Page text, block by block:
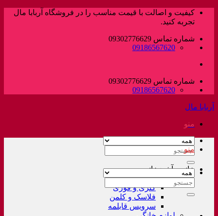
پرش
کیفیت و اصالت با قیمت مناسب را در فروشگاه آربابا مال
تجربه کنید.
شماره تماس 09302776629
09186567620
شماره تماس 09302776629
09186567620
آربابا مال
منو
جستجو
خانه و آشپزخانه
لوازم خانگی غیر برقی
کتری و قوری
فلاسک و کلمن
سرویس قابلمه
منو
جستجو